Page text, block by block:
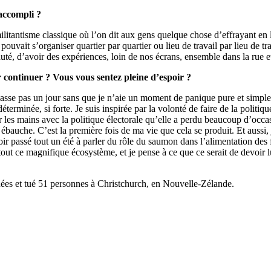
?
classique où l’on dit aux gens quelque chose d’effrayant
s’organiser quartier par quartier ou lieu de travail par lieu de
d’avoir des expériences, loin de nos écrans, ensemble dans la rue
? Vous vous sentez pleine d’espoir ?
pas un jour sans que je n’aie un moment de panique pure et
si forte. Je suis inspirée par la volonté de faire de la
mains avec la politique électorale qu’elle a perdu beaucoup
C’est la première fois de ma vie que cela se produit. Et
passé tout un été à parler du rôle du saumon dans l’alimentation
ce magnifique écosystème, et je pense à ce que ce serait de
et tué 51 personnes à Christchurch, en Nouvelle-Zélande.